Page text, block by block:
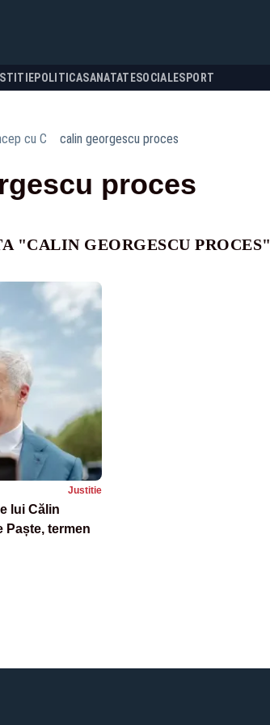
POLITICASANATATESOCIALESPORT
cu C calin georgescu proces
proces
"CALIN GEORGESCU PROCES"
Justitie
lui Călin
Paște, termen